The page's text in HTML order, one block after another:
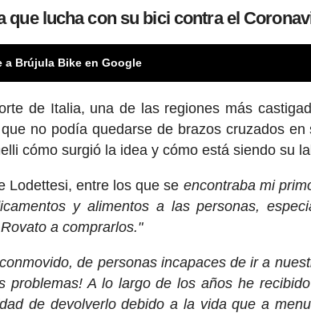
que lucha con su bici contra el
a Brújula Bike en Google
de Italia, una de las regiones más
no podía quedarse de brazos cruzados en
cómo surgió la idea y cómo está siendo su
Lodettesi, entre los que se encontraba mi
y alimentos a las personas,
a comprarlos."
de personas incapaces de ir a
problemas! A lo largo de los años he
de devolverlo debido a la vida que a